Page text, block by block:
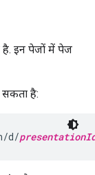
है. इन पेजों में पेज
है:
d/